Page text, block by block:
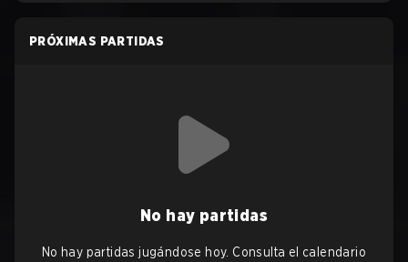
PRÓXIMAS PARTIDAS
No hay partidas
No hay partidas jugándose hoy. Consulta el calendario